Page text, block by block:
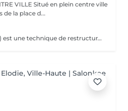
plein centre ville
de la place d...
Le brow lift (ou lamination) est une technique de restructuration qui discipline, rehausse et épaissit les sourcils, offrant un effet fourni et structuré pendant environ 6 à 8 semaines. Ce soin utilise des sérums pour assouplir le poil, le brosser vers le haut et le fixer. Teinture comprise dans le soin.